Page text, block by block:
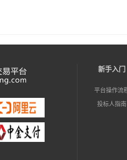
新手入门
平台操作流
投标人指南